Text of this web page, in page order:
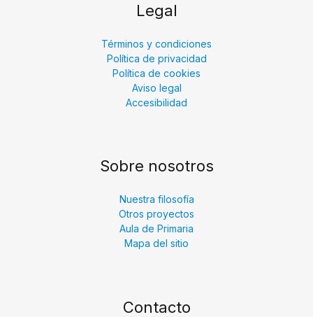
Legal
Términos y condiciones
Política de privacidad
Política de cookies
Aviso legal
Accesibilidad
Sobre nosotros
Nuestra filosofía
Otros proyectos
Aula de Primaria
Mapa del sitio
Contacto